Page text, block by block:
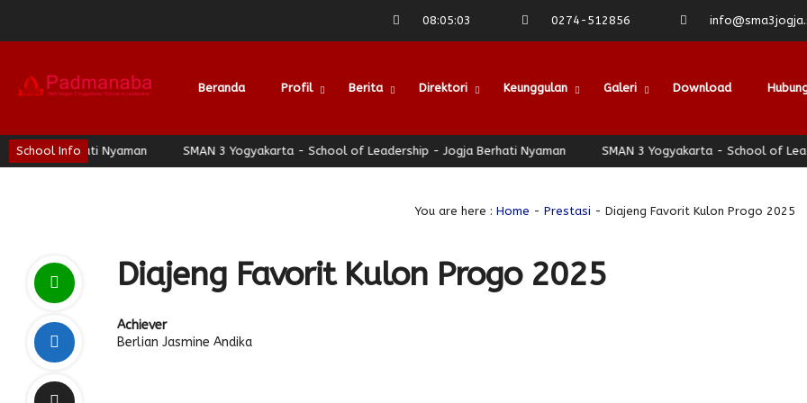
08:05:04 0274-512856
Beranda Profil Berita Direktori Keunggulan Galeri Download
School Info
Berhati Nyaman SMAN 3 Yogyakarta - School of Leadership - Jogja Berhati Nyaman SMAN 3 Yogyakarta - School of
You are here : Home - Prestasi - Diajeng Favorit Kulon Progo 2025
Diajeng Favorit Kulon Progo 2025
Achiever
Berlian Jasmine Andika